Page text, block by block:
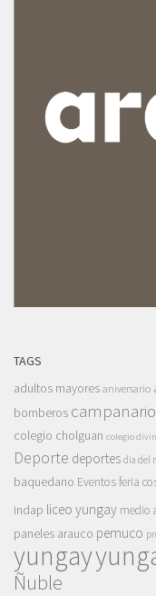
TAGS
adultos mayores aniversario
bomberos campanario
colegio cholguan colegio
Deporte deportes dia del
baquedano Eventosferia
indap liceo yungay medio
paneles arauco pemuco
yungay
Ñuble